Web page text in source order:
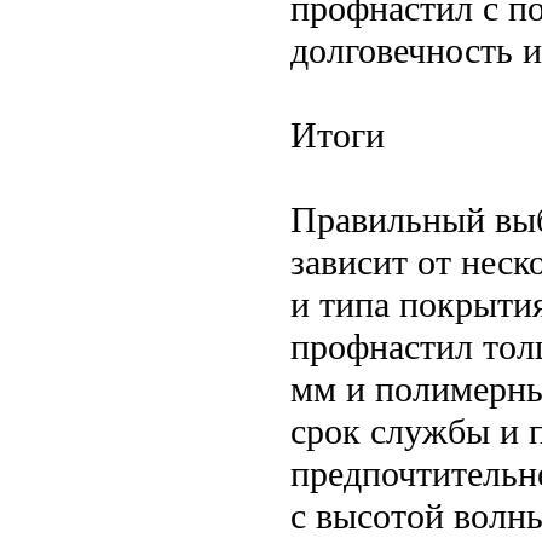
профнастил с
долговечность
Итоги
Правильный
зависит от
и типа
профнастил
мм и
срок службы и
с высотой